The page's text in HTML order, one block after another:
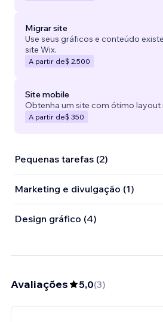
Migrar site
Use seus gráficos e conteúdo
site Wix.
A partir de$ 2.500
Site mobile
Obtenha um site com ótimo layout
A partir de$ 350
Pequenas tarefas (2)
Marketing e divulgação (1)
Design gráfico (4)
Avaliações 5,0(3)